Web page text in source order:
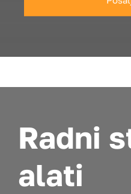
Radni
alati